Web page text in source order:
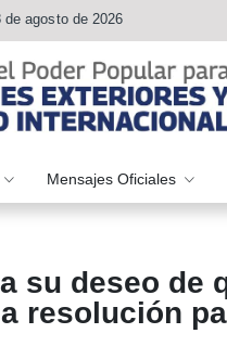
de agosto de 2026
Mensajes Oficiales
su deseo de
resolución